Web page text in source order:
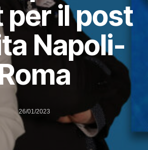
il post
Napoli-
26/01/2023